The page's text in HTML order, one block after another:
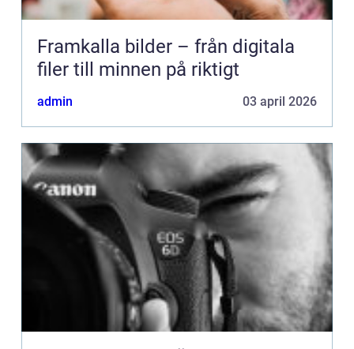
Framkalla bilder – från digitala
filer till minnen på riktigt
admin 03 april 2026